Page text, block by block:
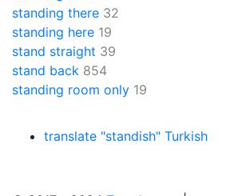
standing there 32
standing here 19
stand straight 39
stand back 854
standing room only 19
translate "standish" Turkish